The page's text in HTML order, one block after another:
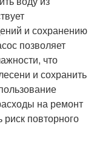
и сохранению
позволяет
что
и сохранить
на ремонт
повторного